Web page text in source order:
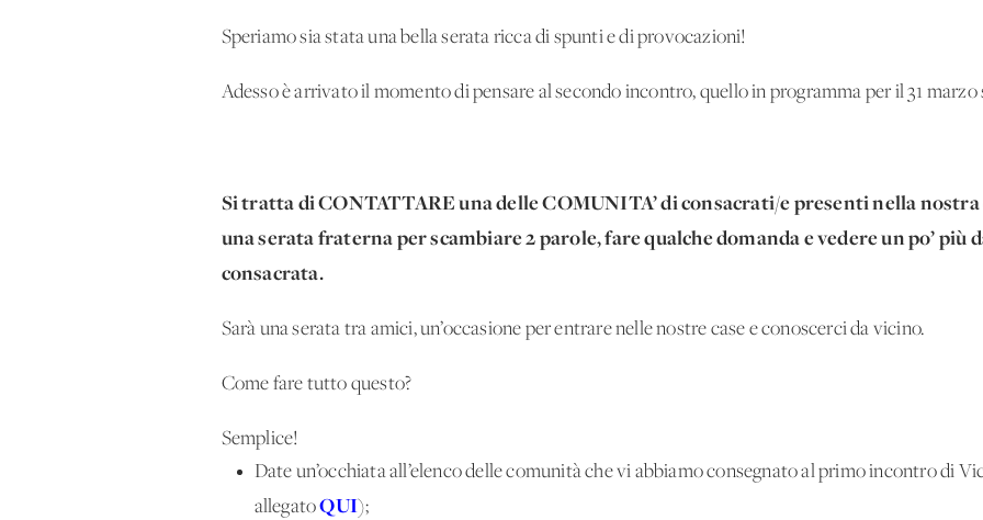
Speriamo sia stata una bella serata ricca di spunti e di provocazioni!
Adesso è arrivato il momento di pensare al secondo incontro, quello in programma per il 31 marzo
Si tratta di CONTATTARE una delle COMUNITA’ di consacrati/e presenti nella
una serata fraterna per scambiare 2 parole, fare qualche domanda e vedere un po’ più
consacrata.
Sarà una serata tra amici, un’occasione per entrare nelle nostre case e conoscerci da vicino.
Come fare tutto questo?
Semplice!
Date un’occhiata all’elenco delle comunità che vi abbiamo consegnato al primo incontro di
allegatoQUI);